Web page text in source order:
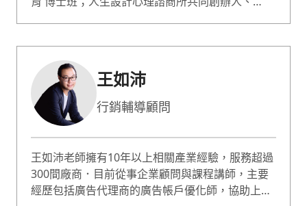
選最有影響力的 50 位心理諮詢師。諮詢服務超過
10000人次；專長職業生涯規劃、自信 / 自我價值
提升、性少數 / 非典型關係。
王如沛
行銷輔導顧問
王如沛老師擁有10年以上相關產業經驗，服務超過
300間廠商．目前從事企業顧問與課程講師，主要
經歷包括廣告代理商的廣告帳戶優化師，協助上百